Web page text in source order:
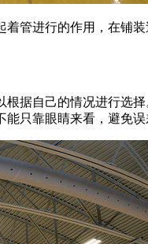
进行的作用，在铺
自己的情况进行选
只靠眼睛来看，避免误